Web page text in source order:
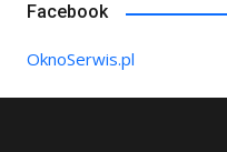
Facebook
OknoSerwis.pl